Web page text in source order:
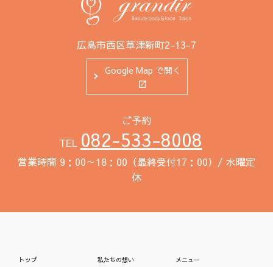
広島市西区草津新町2-13-7
Google Map で開く
ご予約
TEL 082-533-8008
営業時間 9：00～18：00（最終受付17：00）/ 水曜定
休
トップ 私たちの想い メニュー